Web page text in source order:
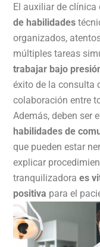
El auxiliar de clínica
de habilidades
organizados,
múltiples tareas
trabajar bajo
éxito de la consulta
colaboración entre
Además, deben ser
habilidades de
que pueden estar
explicar
tranquilizadora es
positiva para el